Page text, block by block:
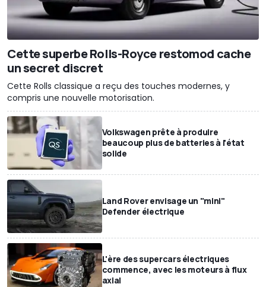
Cette superbe Rolls-Royce restomod cache
un secret discret
Cette Rolls classique a reçu des touches modernes, y
compris une nouvelle motorisation.
Volkswagen prête à produire
beaucoup plus de batteries à l'état
solide
Land Rover envisage un "mini"
Defender électrique
L'ère des supercars électriques
commence, avec les moteurs à flux
axial